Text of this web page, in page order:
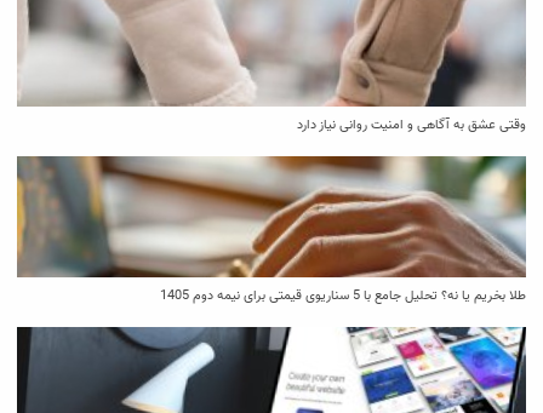
وقتی عشق به آگاهی و امنیت روانی نیاز دارد
طلا بخریم یا نه؟ تحلیل جامع با 5 سناریوی قیمتی برای نیمه دوم 1405